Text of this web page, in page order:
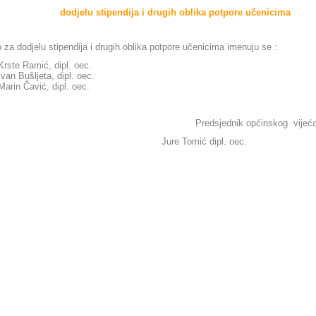
dodjelu stipendija i drugih oblika potpore učenicima
za dodjelu stipendija i drugih oblika potpore učenicima imenuju se :
Ramić, dipl. oec.
Bušljeta, dipl. oec.
Čavić, dipl. oec.
Predsjednik općinskog
Tomić dipl. oec.